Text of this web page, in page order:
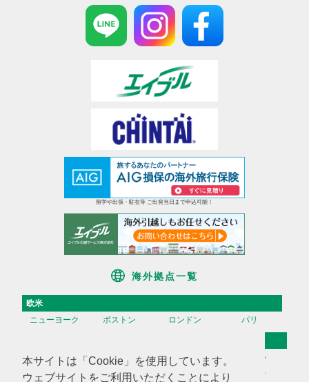
本サイトは「Cookie」を使用しています。
ウェブサイトをご利用いただくことにより
留学や出張・駐在等 ご出発当日まで申込可能！
海外拠点一覧
欧米
ニューヨーク
ボストン ロンドン パリ
香港
台湾 高雄
ソウル
天津
上海 蘇州 深セン